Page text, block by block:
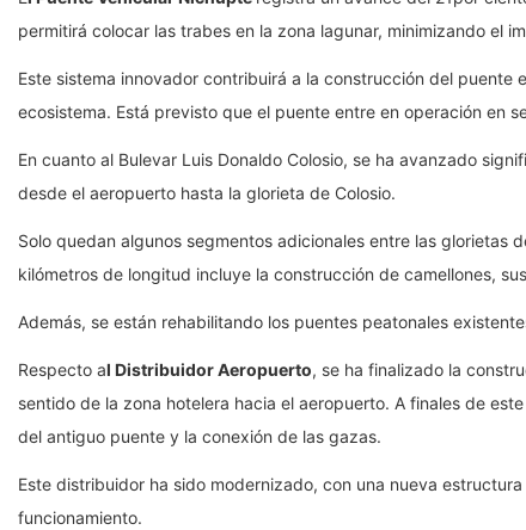
permitirá colocar las trabes en la zona lagunar, minimizando el
Este sistema innovador contribuirá a la construcción del puente
ecosistema. Está previsto que el puente entre en operación en
En cuanto al Bulevar Luis Donaldo Colosio, se ha avanzado
desde el aeropuerto hasta la glorieta de Colosio.
Solo quedan algunos segmentos adicionales entre las glorietas
kilómetros de longitud incluye la construcción de camellones,
Además, se están rehabilitando los puentes peatonales
Respecto al Distribuidor Aeropuerto, se ha finalizado la
sentido de la zona hotelera hacia el aeropuerto. A finales de
del antiguo puente y la conexión de las gazas.
Este distribuidor ha sido modernizado, con una nueva
funcionamiento.